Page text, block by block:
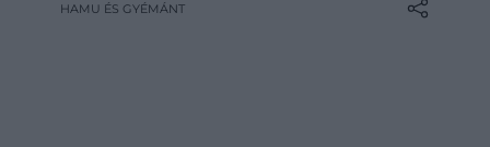
sajtos falatok ezek, amelyek
HAMU ÉS GYÉMÁNT